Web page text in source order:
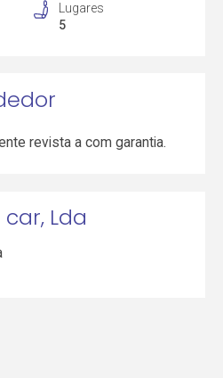
Lugares
5
revista a com garantia.
car, Lda